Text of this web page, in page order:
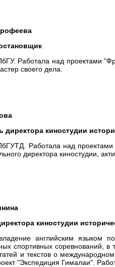
Работала над проектами
своего дела.
директора киностудии
Работала над
директора киностудии,
киностудии
английским языком
спортивных соревнований,
и текстов о
"Экспедиция Гималаи".